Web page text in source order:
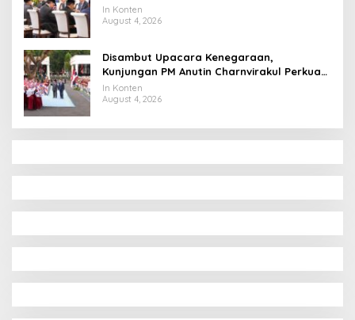
Ekonomi Digital
In Konten
August 4, 2026
Disambut Upacara Kenegaraan,
Kunjungan PM Anutin Charnvirakul Perkuat
Hubungan Indonesia-Thailand
In Konten
August 4, 2026